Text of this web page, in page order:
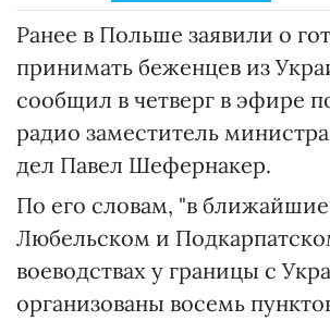
Ранее в Польше заявили о
принимать беженцев из
сообщил в четверг в эфире
радио заместитель
дел Павел Шефернакер.
По его словам, "в
Любельском и
воеводствах у границы с
организованы восемь